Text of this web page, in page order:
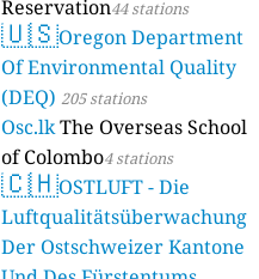
Reservation44 stations
🇺🇸Oregon Department
Of Environmental Quality
(DEQ) 205 stations
Osc.lkThe Overseas School
of Colombo4 stations
🇨🇭OSTLUFT - Die
Luftqualitätsüberwachung
Der Ostschweizer Kantone